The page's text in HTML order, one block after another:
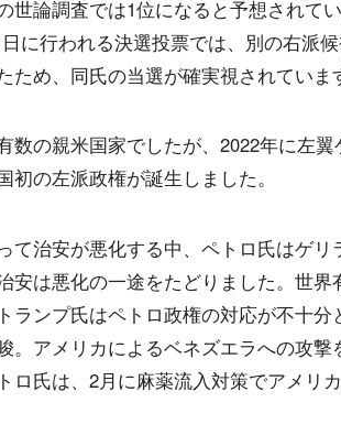
論調査では1位になると予想されてい
に行われる決選投票では、別の右派
め、同氏の当選が確実視されていま
数の親米国家でしたが、2022年に左
の左派政権が誕生しました。
て治安が悪化する中、ペトロ氏はゲリ
安は悪化の一途をたどりました。世界
ランプ氏はペトロ政権の対応が不十分
。アメリカによるベネズエラへの攻撃
ロ氏は、2月に麻薬流入対策でアメリ